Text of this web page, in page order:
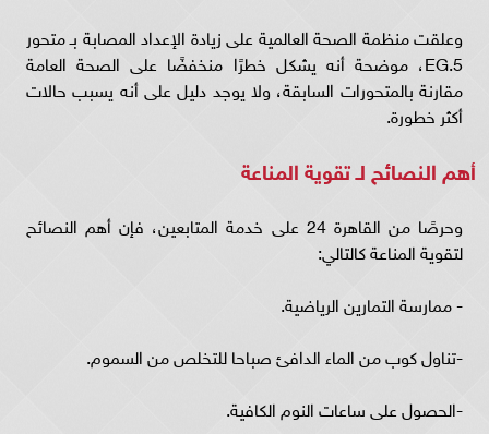
وعلقت منظمة الصحة العالمية على زيادة الإعداد المصابة بـ متحور
EG.5، موضحة أنه يشكل خطرًا منخفضًا على الصحة العامة
مقارنة بالمتحورات السابقة، ولا يوجد دليل على أنه يسبب حالات
أكثر خطورة.
أهم النصائح لـ تقوية المناعة
وحرصًا من القاهرة 24 على خدمة المتابعين، فإن أهم النصائح
لتقوية المناعة كالتالي:
- ممارسة التمارين الرياضية.
-تناول كوب من الماء الدافئ صباحا للتخلص من السموم.
-الحصول على ساعات النوم الكافية.